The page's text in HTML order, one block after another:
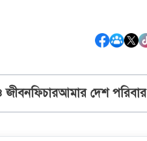
জীবনফিচারআমার দেশ পরিবার